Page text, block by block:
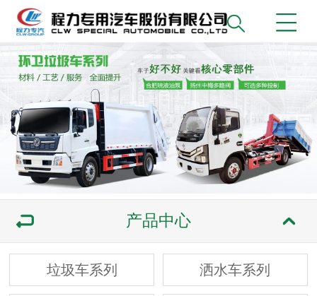
产品中心
垃圾车系列 洒水车系列